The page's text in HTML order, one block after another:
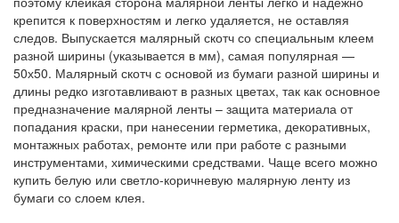
крепится к поверхностям и легко удаляется, не оставляя
следов. Выпускается малярный скотч со специальным клеем
разной ширины (указывается в мм), самая популярная —
50х50. Малярный скотч с основой из бумаги разной ширины и
длины редко изготавливают в разных цветах, так как основное
предназначение малярной ленты – защита материала от
попадания краски, при нанесении герметика, декоративных,
монтажных работах, ремонте или при работе с разными
инструментами, химическими средствами. Чаще всего можно
купить белую или светло-коричневую малярную ленту из
бумаги со слоем клея.